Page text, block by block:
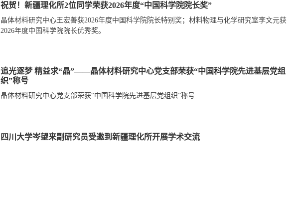
祝贺！新疆理化所2位同学荣获2026年度“中国科学院院长奖”
晶体材料研究中心王宏善获2026年度中国科学院院长特别奖；材料物理与化学研究室李文元获
2026年度中国科学院院长优秀奖。
追光逐梦 精益求“晶”——晶体材料研究中心党支部荣获“中国科学院先进基层党组
织”称号
晶体材料研究中心党支部荣获“中国科学院先进基层党组织”称号
四川大学岑望来副研究员受邀到新疆理化所开展学术交流